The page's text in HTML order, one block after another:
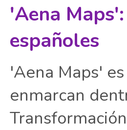
'Aena
españoles
'Aena Maps'
enmarcan